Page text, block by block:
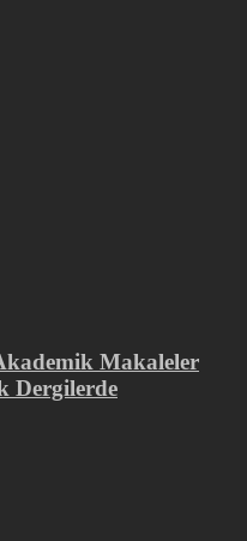
Makaleler
Dergilerde